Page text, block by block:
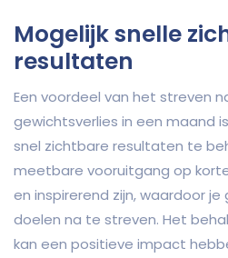
Mogelijk snelle
resultaten
Een voordeel van het streven
gewichtsverlies in een maand
snel zichtbare resultaten te
meetbare vooruitgang op
en inspirerend zijn, waardoor
doelen na te streven. Het
kan een positieve impact